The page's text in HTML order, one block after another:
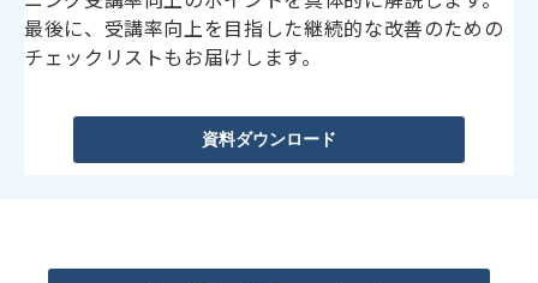
最後に、受講率向上を目指した継続的な改善のための
チェックリストもお届けします。
資料ダウンロード